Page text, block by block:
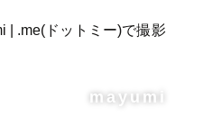
mayumi